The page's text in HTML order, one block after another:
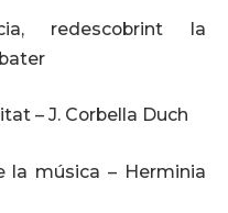
redescobrint la
– J. Corbella Duch
la música – Herminia